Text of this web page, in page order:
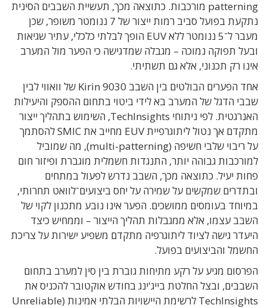
patterning מורכבות. כתוצאה מכך, תעשיית השבבים הסינית
נתקעת בפועל סביב רמות ייצור של 7 ננומטר משופר, שכן
מעבר ל־5 ננומטר ללא EUV הופך לבלתי כלכלי, עתיר שגיאות
ובעל תפוקה נמוכה – מגבלה שמדגישה כי הפער מול המערב
אינו רק תכנוני, אלא גם תשתיתי.
אחד הפערים הבולטים בין השבב Kirin 9030 של וואווי לבין
שבבי הדגל של המערב בא לידי ביטוי בתחום ההספק והיעילות
האנרגטית. לפי ניתוחי TechInsights, השימוש בתהליך ייצור
מתקדם אך נטול ליתוגרפיית EUV מחייב את SMIC להסתמך
על ריבוי שלבי חשיפה (multi-patterning), מה שמוביל
למורכבות גבוהה יותר, התנגדות חשמלית מוגברת ופיזור חום
פחות יעיל. כתוצאה מכך, השבב נדרש לפעול במתחים
ובתדרים שמקשים על שמירה על יחס ביצועים־לוואט תחרותי,
במיוחד בעומסים ממושכים. הפער אינו נובע מתכנון לקוי של
השבב עצמו, אלא ממגבלות תהליך הייצור – וממחיש כיצד
היעדר גישה לציוד ליתוגרפיה מתקדם משפיע ישירות על צריכת
החשמל והביצועים בפועל.
הפרסום מגיע על רקע מתיחות גוברת בין סין למערב בתחום
השבבים, ובצל החלטת בייג'ינג בחודש אוקטובר להכניס את
TechInsights לרשימת היישויות הבלתי אמינות (Unreliable